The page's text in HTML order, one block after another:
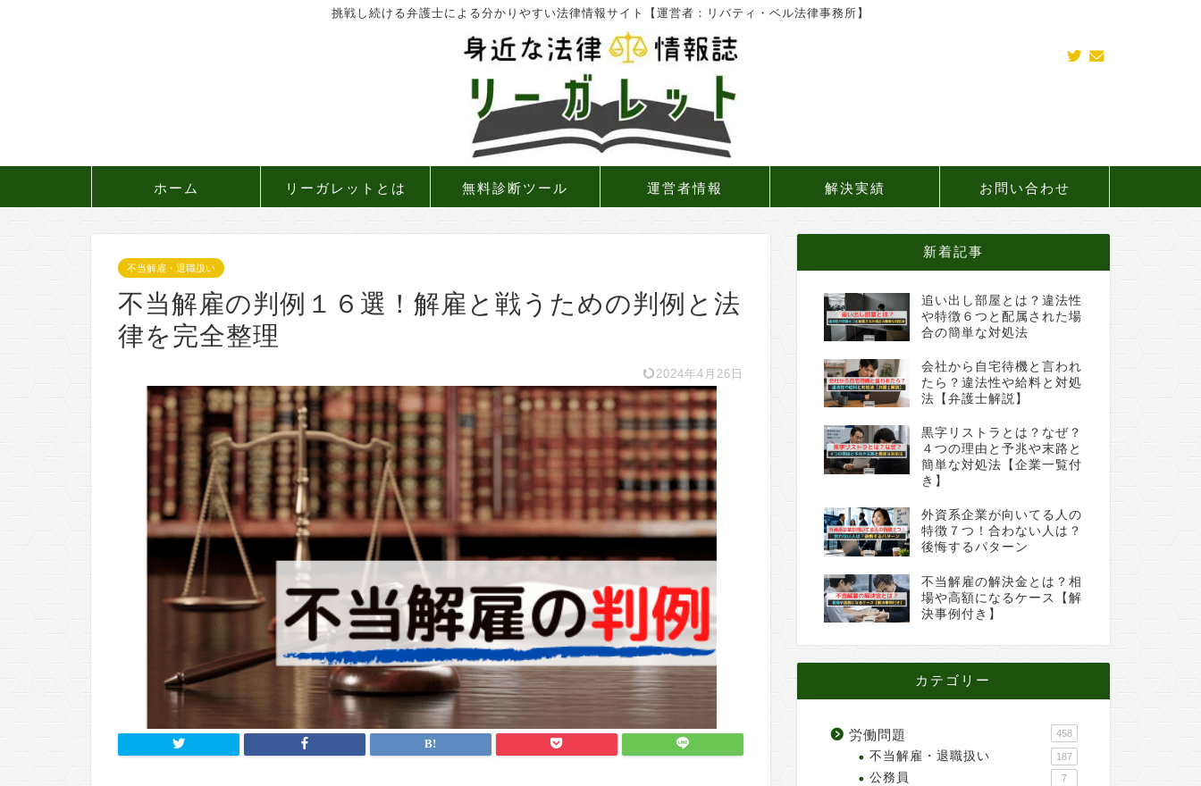
挑戦し続ける弁護士による分かりやすい法律情報サイト【運営者：リバティ・ベル法律事務所】
ホーム リーガレットとは 無料診断ツール 運営者情報 解決実績 お問い合わせ
不当解雇・退職扱い
不当解雇の判例１６選！解雇と戦うための判例と法
律を完全整理
2024年4月26日
新着記事
追い出し部屋とは？違法性
や特徴６つと配属された場
合の簡単な対処法
会社から自宅待機と言われ
たら？違法性や給料と対処
法【弁護士解説】
黒字リストラとは？なぜ？
４つの理由と予兆や末路と
簡単な対処法【企業一覧付
き】
外資系企業が向いてる人の
特徴７つ！合わない人は？
後悔するパターン
不当解雇の解決金とは？相
場や高額になるケース【解
決事例付き】
カテゴリー
労働問題 458
不当解雇・退職扱い 187
公務員 7